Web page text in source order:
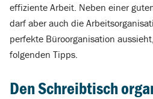
effiziente Arbeit. Neben einer
darf aber auch die
perfekte Büroorganisation
folgenden Tipps.
Den Schreibtisch